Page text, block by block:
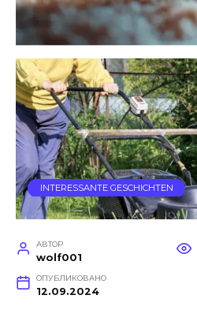
INTERESSANTE GESCHICHTEN
АВТОР
wolf001
ОПУБЛИКОВАНО
12.09.2024